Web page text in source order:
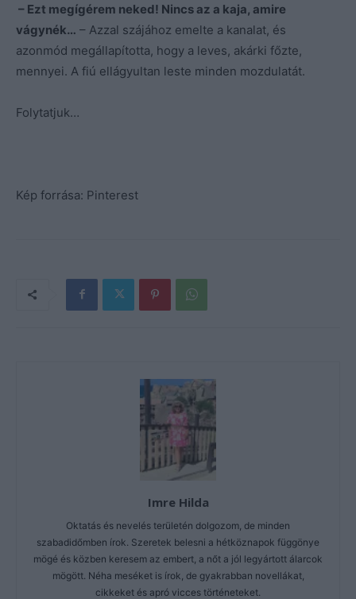
– Ezt megígérem neked! Nincs az a kaja, amire
vágynék… – Azzal szájához emelte a kanalat, és
azonmód megállapította, hogy a leves, akárki főzte,
mennyei. A fiú ellágyultan leste minden mozdulatát.
Folytatjuk…
Kép forrása: Pinterest
Imre Hilda
Oktatás és nevelés területén dolgozom, de minden
szabadidőmben írok. Szeretek belesni a hétköznapok függönye
mögé és közben keresem az embert, a nőt a jól legyártott álarcok
mögött. Néha meséket is írok, de gyakrabban novellákat,
cikkeket és apró vicces történeteket.